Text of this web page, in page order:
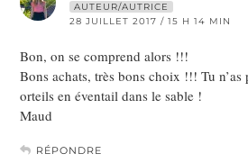
AUTEUR/AUTRICE
28 JUILLET 2017 / 15 H 14 MIN
Bon, on se comprend alors !!!
Bons achats, très bons choix !!! Tu n’as
orteils en éventail dans le sable !
Maud
RÉPONDRE